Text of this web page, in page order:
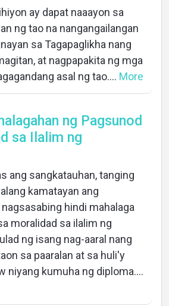
ay dapat naaayon sa
ng tao na nangangailangan
sa Tagapaglikha nang
at nagpapakita ng mga
asal ng tao.... More
ng Pagsunod
sa Ilalim ng
ang sangkatauhan, tanging
kamatayan ang
hindi mahalaga
moralidad sa ilalim ng
ng isang nag-aaral nang
sa paaralan at sa huli'y
niyang kumuha ng diploma....